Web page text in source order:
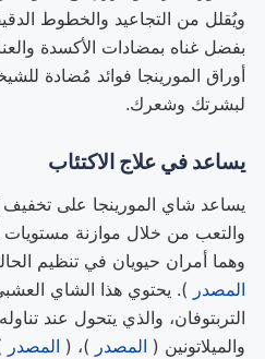
ويُقلل من التجاعيد والخطوط
بفضل غناه بمضادات الأكسدة
أوراق المورينجا فوائد مُضادة
لبشرتك وشعرك.
يساعد في علاج الاكتئاب
يساعد شاي المورينجا على تخفيف
والتعب من خلال موازنة مستويات
وهما أمران حيويان في تنظيم
المصدر ). يحتوي هذا الشاي
التربتوفان، والذي يتحول عند
والميلاتونين ( المصدر )، ( المصدر